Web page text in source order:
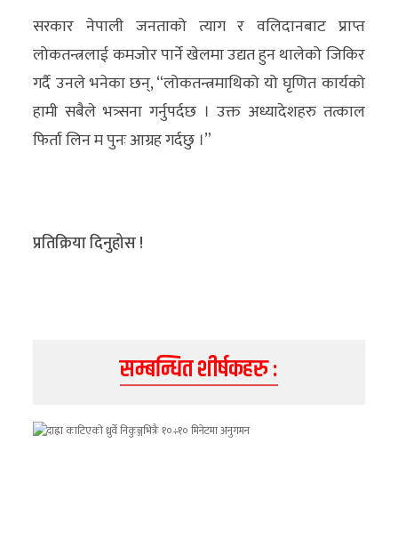
फोटो
ग्यालरी
भिडियो
सरकार नेपाली जनताको त्याग र वलिदानबाट प्राप्त
लोकतन्त्रलाई कमजोर पार्ने खेलमा उद्यत हुन थालेको जिकिर
गर्दै उनले भनेका छन्, “लोकतन्त्रमाथिको यो घृणित कार्यको
हामी सबैले भत्र्सना गर्नुपर्दछ । उक्त अध्यादेशहरु तत्काल
फिर्ता लिन म पुनः आग्रह गर्दछु ।”
प्रतिक्रिया दिनुहोस !
सम्बन्धित शीर्षकहरु :